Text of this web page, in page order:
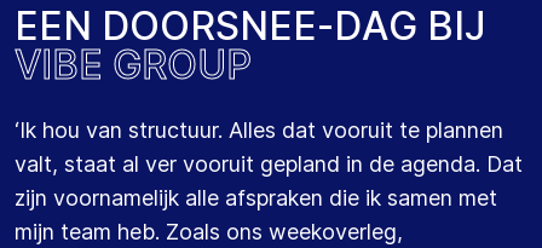
EEN DOORSNEE-DAG BIJ
VIBE GROUP
‘Ik hou van structuur. Alles dat vooruit te plannen
valt, staat al ver vooruit gepland in de agenda. Dat
zijn voornamelijk alle afspraken die ik samen met
mijn team heb. Zoals ons weekoverleg,